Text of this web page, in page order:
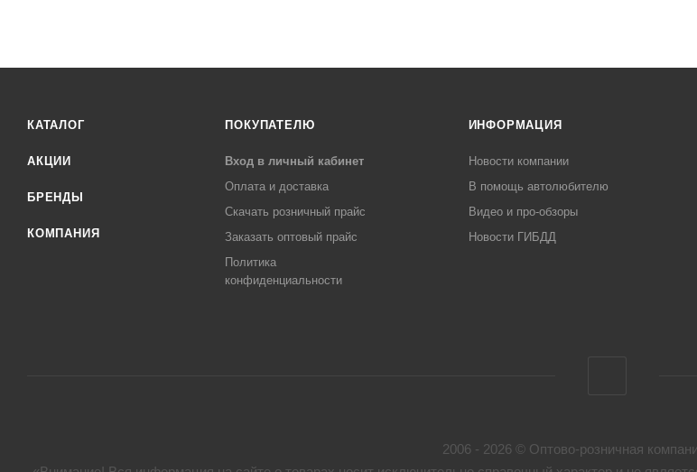
КАТАЛОГ
АКЦИИ
БРЕНДЫ
КОМПАНИЯ
ПОКУПАТЕЛЮ
Вход в личный кабинет
Оплата и доставка
Скачать розничный прайс
Заказать оптовый прайс
Политика
конфиденциальности
ИНФОРМАЦИЯ
Новости компании
В помощь автолюбителю
Видео и про-обзоры
Новости ГИБДД
2006 - 2026 © Оптово-розничная